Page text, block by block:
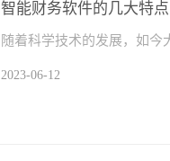
智能财务软件的几大特点
2023-06-12